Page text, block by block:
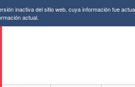
inactiva del sitio web, cuya información fue
actual.